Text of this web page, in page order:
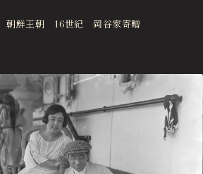
鮮王朝 16世紀 岡谷家寄贈